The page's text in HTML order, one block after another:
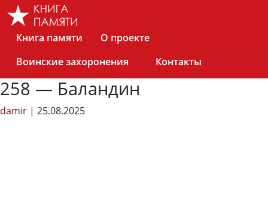
Skip
Книга памяти
О проекте
Воинские захоронения
Контакты
258 — Баландин
damir | 25.08.2025